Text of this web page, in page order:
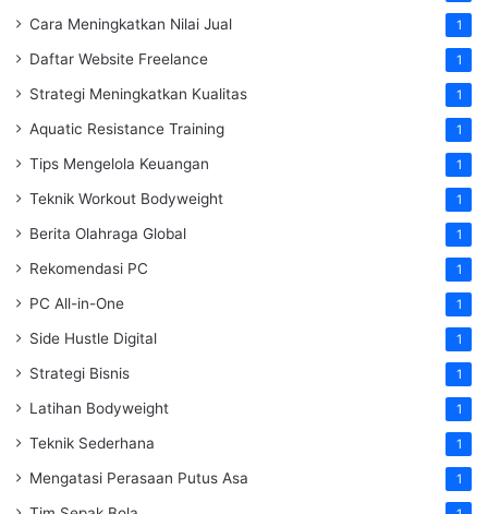
Cara Meningkatkan Nilai Jual 1
Daftar Website Freelance 1
Strategi Meningkatkan Kualitas 1
Aquatic Resistance Training 1
Tips Mengelola Keuangan 1
Teknik Workout Bodyweight 1
Berita Olahraga Global 1
Rekomendasi PC 1
PC All-in-One 1
Side Hustle Digital 1
Strategi Bisnis 1
Latihan Bodyweight 1
Teknik Sederhana 1
Mengatasi Perasaan Putus Asa 1